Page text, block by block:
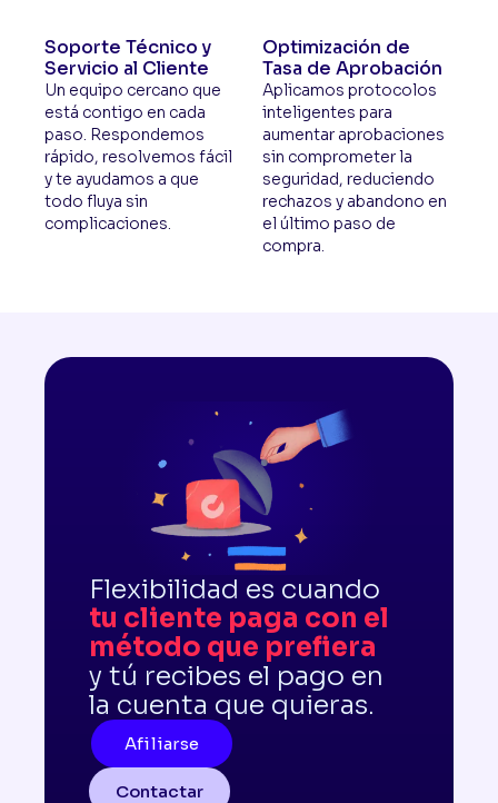
Soporte Técnico y
Servicio al Cliente
Un equipo cercano que
está contigo en cada
paso. Respondemos
rápido, resolvemos fácil
y te ayudamos a que
todo fluya sin
complicaciones.
Optimización de
Tasa de Aprobación
Aplicamos protocolos
inteligentes para
aumentar aprobaciones
sin comprometer la
seguridad, reduciendo
rechazos y abandono en
el último paso de
compra.
Flexibilidad es cuando
tu cliente paga con el
método que prefiera
y tú recibes el pago en
la cuenta que quieras.
Afiliarse
Contactar